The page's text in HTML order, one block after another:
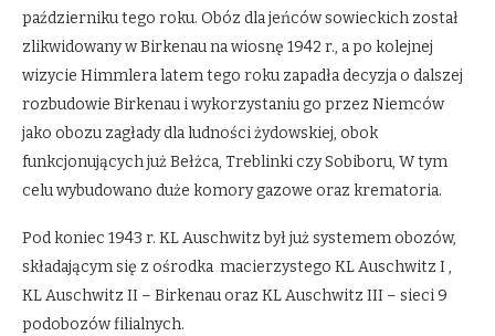
październiku tego roku. Obóz dla jeńców sowieckich został
zlikwidowany w Birkenau na wiosnę 1942 r., a po kolejnej
wizycie Himmlera latem tego roku zapadła decyzja o dalszej
rozbudowie Birkenau i wykorzystaniu go przez Niemców
jako obozu zagłady dla ludności żydowskiej, obok
funkcjonujących już Bełżca, Treblinki czy Sobiboru, W tym
celu wybudowano duże komory gazowe oraz krematoria.
Pod koniec 1943 r. KL Auschwitz był już systemem obozów,
składającym się z ośrodka macierzystego KL Auschwitz I ,
KL Auschwitz II – Birkenau oraz KL Auschwitz III – sieci 9
podobozów filialnych.